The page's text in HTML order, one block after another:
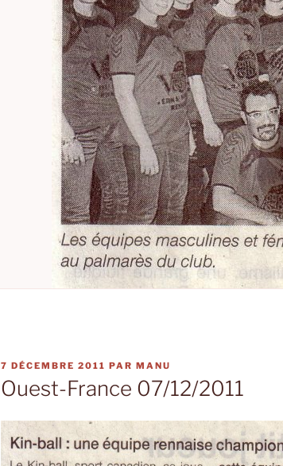
PUBLIÉ
LE
7 DÉCEMBRE 2011 PAR MANU
Ouest-France 07/12/2011